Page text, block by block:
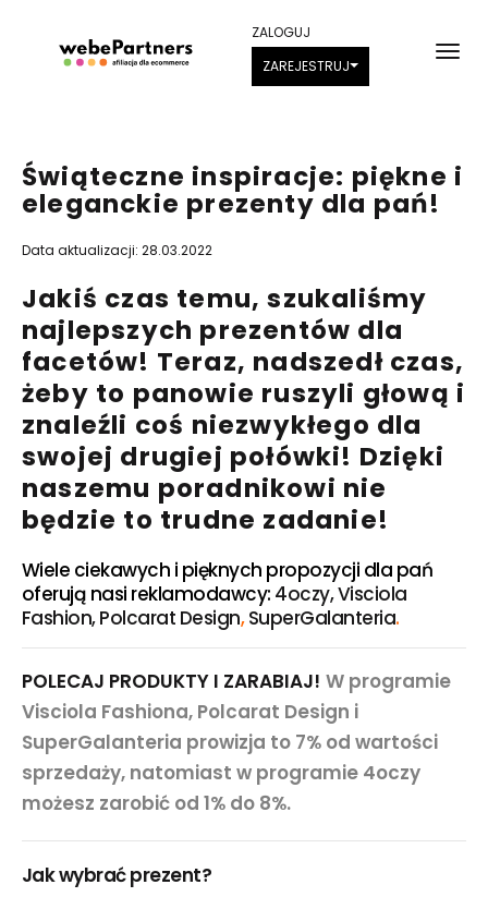
ZALOGUJ
ZAREJESTRUJ
Świąteczne inspiracje: piękne i
eleganckie prezenty dla pań!
Data aktualizacji: 28.03.2022
Jakiś czas temu, szukaliśmy
najlepszych prezentów dla
facetów! Teraz, nadszedł czas,
żeby to panowie ruszyli głową i
znaleźli coś niezwykłego dla
swojej drugiej połówki! Dzięki
naszemu poradnikowi nie
będzie to trudne zadanie!
Wiele ciekawych i pięknych propozycji dla pań
oferują nasi reklamodawcy: 4oczy,Visciola
Fashion,Polcarat Design,SuperGalanteria.
POLECAJ PRODUKTY I ZARABIAJ! W programie
Visciola Fashiona, Polcarat Design i
SuperGalanteria prowizja to 7% od wartości
sprzedaży, natomiast w programie 4oczy
możesz zarobić od 1% do 8%.
Jak wybrać prezent?